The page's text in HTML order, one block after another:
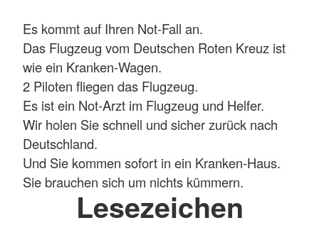
Es kommt auf Ihren Not-Fall an.
Das Flugzeug vom Deutschen Roten Kreuz ist
wie ein Kranken-Wagen.
2 Piloten fliegen das Flugzeug.
Es ist ein Not-Arzt im Flugzeug und Helfer.
Wir holen Sie schnell und sicher zurück nach
Deutschland.
Und Sie kommen sofort in ein Kranken-Haus.
Sie brauchen sich um nichts kümmern.
Lesezeichen